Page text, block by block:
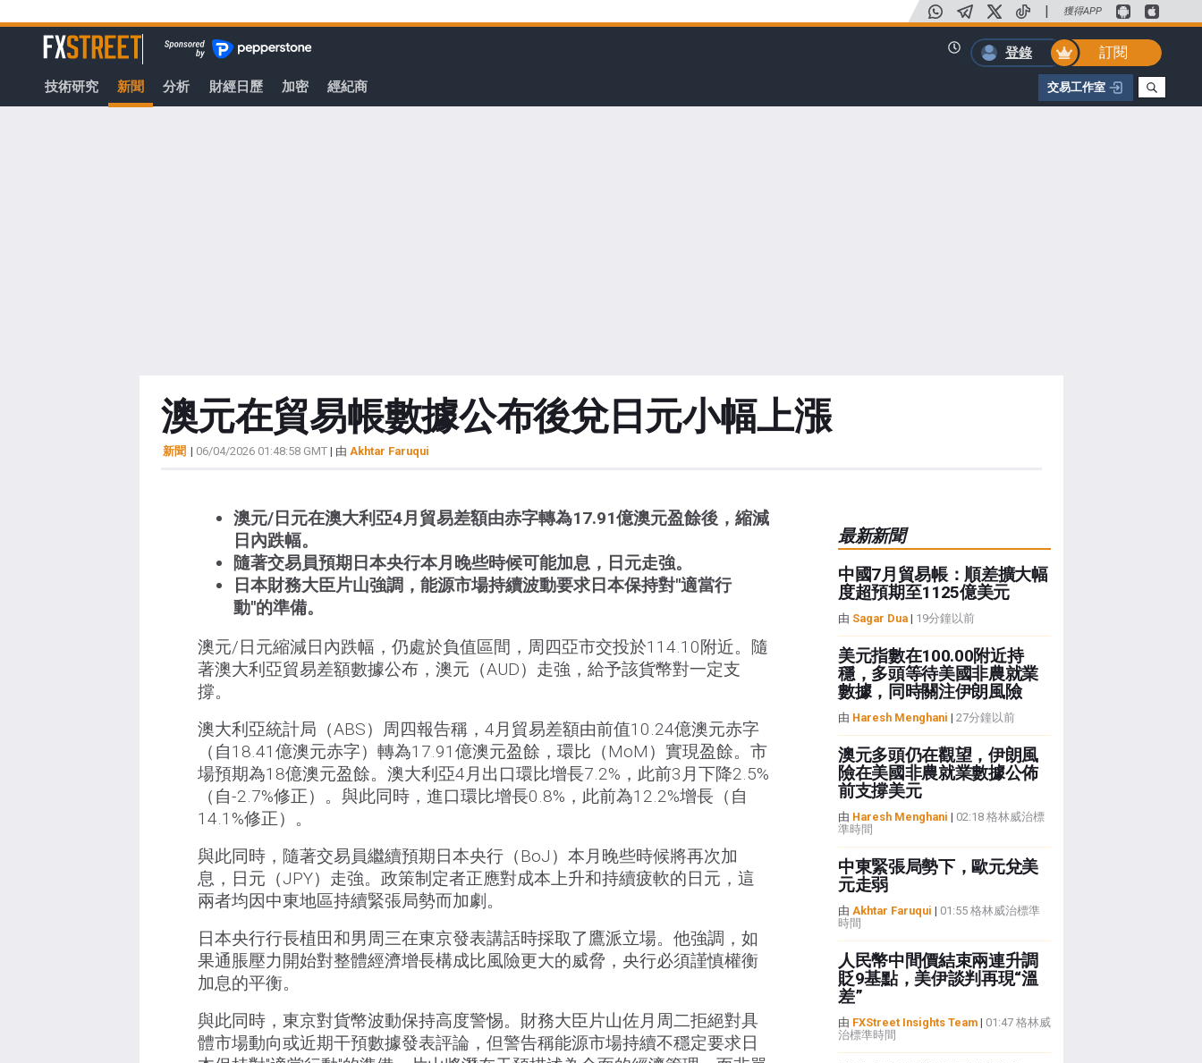
至
容
| 獲得APP
FXStreet
登錄
訂閱
技術研究 新聞 分析 財經日歷 加密 經紀商 交易工作室
澳元在貿易帳數據公布後兌日元小幅上漲
新聞 | 06/04/2026 01:48:58 GMT| 由 Akhtar Faruqui
澳元/日元在澳大利亞4月貿易差額由赤字轉為17.91億澳元盈餘後，縮減
日內跌幅。
隨著交易員預期日本央行本月晚些時候可能加息，日元走強。
日本財務大臣片山強調，能源市場持續波動要求日本保持對"適當行
動"的準備。
澳元/日元縮減日內跌幅，仍處於負值區間，周四亞市交投於114.10附近。隨
著澳大利亞貿易差額數據公布，澳元（AUD）走強，給予該貨幣對一定支
撐。
澳大利亞統計局（ABS）周四報告稱，4月貿易差額由前值10.24億澳元赤字
（自18.41億澳元赤字）轉為17.91億澳元盈餘，環比（MoM）實現盈餘。市
場預期為18億澳元盈餘。澳大利亞4月出口環比增長7.2%，此前3月下降2.5%
（自-2.7%修正）。與此同時，進口環比增長0.8%，此前為12.2%增長（自
14.1%修正）。
與此同時，隨著交易員繼續預期日本央行（BoJ）本月晚些時候將再次加
息，日元（JPY）走強。政策制定者正應對成本上升和持續疲軟的日元，這
兩者均因中東地區持續緊張局勢而加劇。
日本央行行長植田和男周三在東京發表講話時採取了鷹派立場。他強調，如
果通脹壓力開始對整體經濟增長構成比風險更大的威脅，央行必須謹慎權衡
加息的平衡。
與此同時，東京對貨幣波動保持高度警惕。財務大臣片山佐月周二拒絕對具
體市場動向或近期干預數據發表評論，但警告稱能源市場持續不穩定要求日
最新新聞
中國7月貿易帳：順差擴大幅
度超預期至1125億美元
由 Sagar Dua| 19分鐘以前
美元指數在100.00附近持
穩，多頭等待美國非農就業
數據，同時關注伊朗風險
由 Haresh Menghani | 27分鐘以前
澳元多頭仍在觀望，伊朗風
險在美國非農就業數據公佈
前支撐美元
由 Haresh Menghani | 02:18 格林威治標
準時間
中東緊張局勢下，歐元兌美
元走弱
由 Akhtar Faruqui | 01:55 格林威治標準
時間
人民幣中間價結束兩連升調
貶9基點，美伊談判再現“溫
差”
由 FXStreet Insights Team| 01:47 格林威
治標準時間